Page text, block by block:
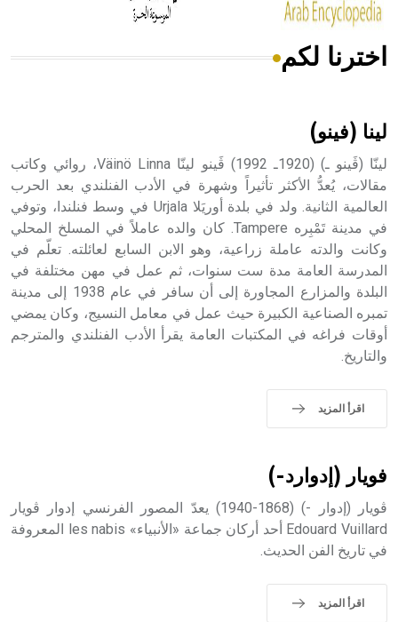
هل تعلم أن الأبسيد كلمة فرنسية اللفظ تم اعتمادها مصطلحاً
- هل تعلم أن أبجر Abgar اسم معروف جيداً يعود إلى عدد من
الملوك الذين حكموا مدينة إديسا (الرها) من أبجر الأول وحتى
التاسع، وهم ينتسبون إلى أسرة أوسروين
- هل تعلم أن الأبجدية الكنعانية تتألف من /22/ علامة كتابية
اخترنا لكم
لينا (فينو)
لينّا (ڤَينو ـ) (1920ـ 1992) ڤَينو لينّا Väinö Linna، روائي وكاتب
مقالات، يُعدُّ الأكثر تأثيراً وشهرة في الأدب الفنلندي بعد الحرب
العالمية الثانية. ولد في بلدة أوريَلا Urjala في وسط فنلندا، وتوفي
في مدينة تَمْبِره Tampere. كان والده عاملاً في المسلخ المحلي
وكانت والدته عاملة زراعية، وهو الابن السابع لعائلته. تعلّم في
المدرسة العامة مدة ست سنوات، ثم عمل في مهن مختلفة في
البلدة والمزارع المجاورة إلى أن سافر في عام 1938 إلى مدينة
تمبره الصناعية الكبيرة حيث عمل في معامل النسيج، وكان يمضي
أوقات فراغه في المكتبات العامة يقرأ الأدب الفنلندي والمترجم
والتاريخ.
اقرأ المزيد
فويار (إدوارد-)
ڤويار (إدوار -) (1868-1940) يعدّ المصور الفرنسي إدوار ڤويار
Edouard Vuillard أحد أركان جماعة «الأنبياء» les nabis المعروفة
في تاريخ الفن الحديث.
اقرأ المزيد